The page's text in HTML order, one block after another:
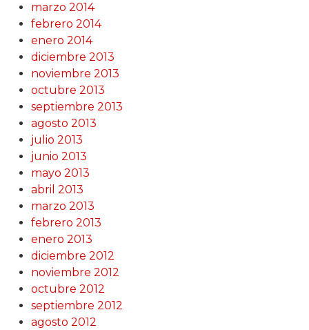
marzo 2014
febrero 2014
enero 2014
diciembre 2013
noviembre 2013
octubre 2013
septiembre 2013
agosto 2013
julio 2013
junio 2013
mayo 2013
abril 2013
marzo 2013
febrero 2013
enero 2013
diciembre 2012
noviembre 2012
octubre 2012
septiembre 2012
agosto 2012